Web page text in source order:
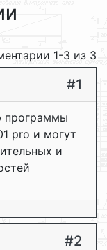
1-3 из 3
#1
программы
pro и могут
и
#2